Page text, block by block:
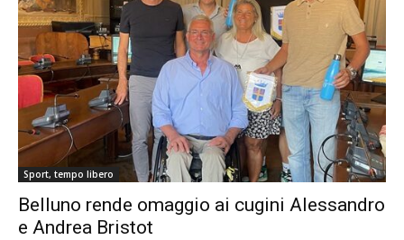
Sport, tempo libero
Belluno rende omaggio ai cugini Alessandro
e Andrea Bristot